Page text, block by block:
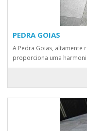
PEDRA GOIAS
A Pedra Goias, altamente
proporciona uma